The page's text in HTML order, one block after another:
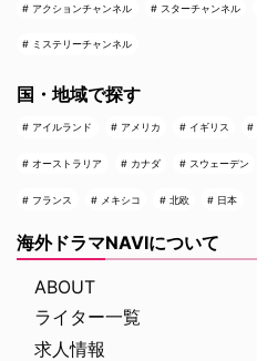
アクションチャンネル スターチャンネル
ミステリーチャンネル
国・地域で探す
アイルランド アメリカ イギリス
オーストラリア カナダ スウェーデン
フランス メキシコ 北欧 日本
海外ドラマNAVIについて
ABOUT
ライター一覧
求人情報